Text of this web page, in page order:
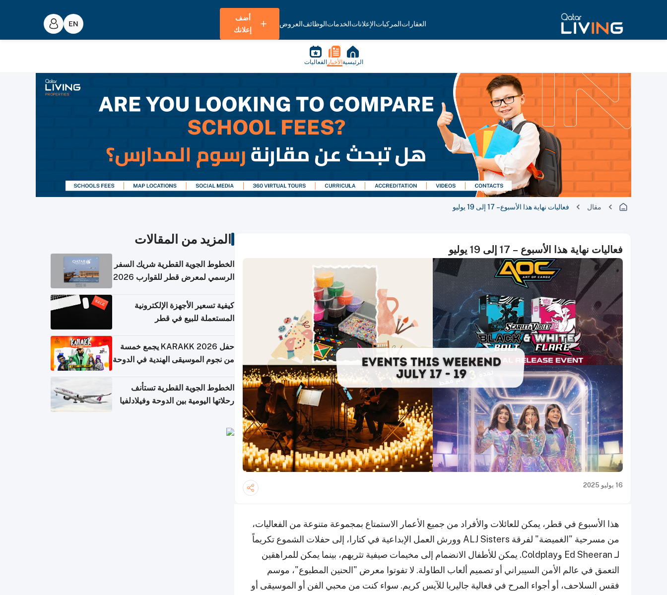
العقاراتالمركباتالإعلاناتالخدماتالوظائفالعروض
أضف
إعلانك
الرئيسية الأخبار الفعاليات
مقال فعاليات نهاية هذا الأسبوع – 17 إلى 19 يوليو
فعاليات نهاية هذا الأسبوع – 17 إلى 19 يوليو
16 يوليو 2025
هذا الأسبوع في قطر، يمكن للعائلات والأفراد من جميع الأعمار الاستمتاع بمجموعة متنوعة من الفعاليات،
من مسرحية "الغميضة" لفرقة ALJ Sisters وورش العمل الإبداعية في كتارا، إلى حفلات الشموع تكريماً
لـ Ed Sheeran وColdplay. يمكن للأطفال الانضمام إلى مخيمات صيفية تثريهم، بينما يمكن للمراهقين
التعمق في عالم الأمن السيبراني أو تصميم ألعاب الطاولة. لا تفوتوا معرض "الحنين المطبوع"، موسم
فقس السلاحف، أو أجواء المرح في فعالية جاليريا للآيس كريم. سواء كنت من محبي الفن أو الموسيقى أو
المزيد من المقالات
الخطوط الجوية القطرية شريك السفر
الرسمي لمعرض قطر للقوارب 2026
كيفية تسعير الأجهزة الإلكترونية
المستعملة للبيع في قطر
حفل KARAKK 2026 يجمع خمسة
من نجوم الموسيقى الهندية في الدوحة
الخطوط الجوية القطرية تستأنف
رحلاتها اليومية بين الدوحة وفيلادلفيا